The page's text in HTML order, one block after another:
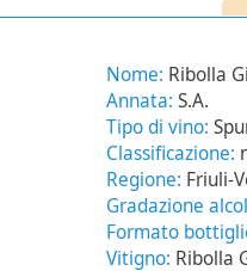
Nome: Ribolla
Annata: S.A.
Tipo di vino:
Classificazione:
Regione: Friuli-
Gradazione
Formato
Vitigno: Ribolla